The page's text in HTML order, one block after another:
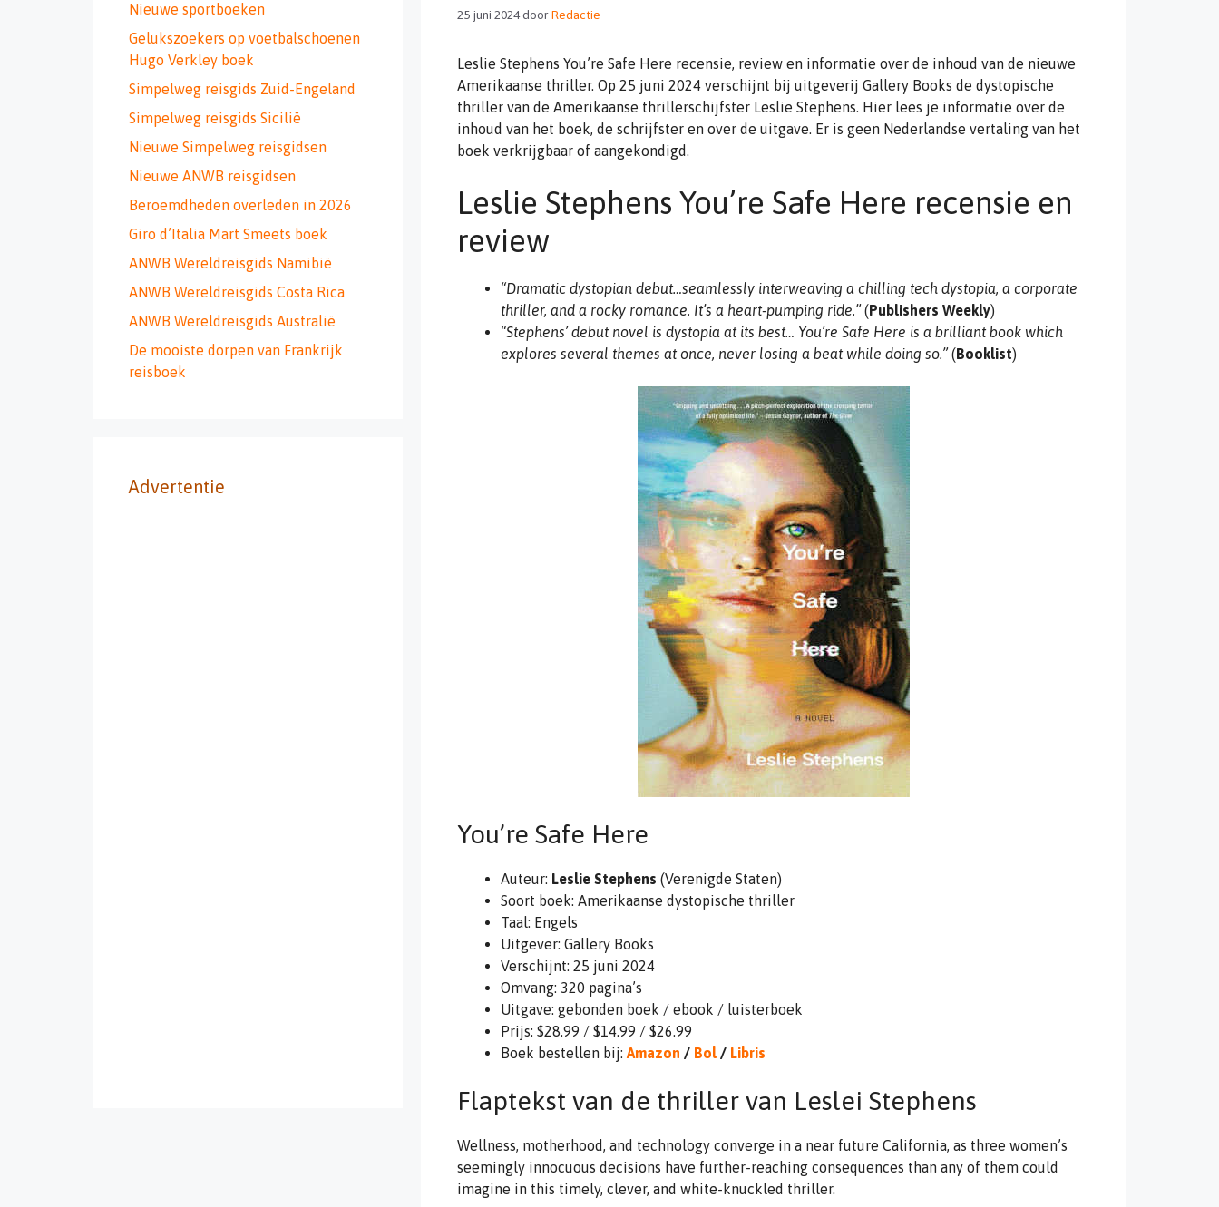
25 juni 2024doorRedactie
Leslie Stephens You’re Safe Here recensie, review en informatie over de inhoud van de nieuwe
Amerikaanse thriller. Op 25 juni 2024 verschijnt bij uitgeverij Gallery Books de dystopische
thriller van de Amerikaanse thrillerschijfster Leslie Stephens. Hier lees je informatie over de
inhoud van het boek, de schrijfster en over de uitgave. Er is geen Nederlandse vertaling van het
boek verkrijgbaar of aangekondigd.
Leslie Stephens You’re Safe Here recensie en
review
“Dramatic dystopian debut…seamlessly interweaving a chilling tech dystopia, a corporate
thriller, and a rocky romance. It’s a heart-pumping ride.”(Publishers Weekly)
“Stephens’ debut novel is dystopia at its best… You’re Safe Here is a brilliant book which
explores several themes at once, never losing a beat while doing so.”(Booklist)
You’re Safe Here
Auteur: Leslie Stephens (Verenigde Staten)
Soort boek: Amerikaanse dystopische thriller
Taal: Engels
Uitgever: Gallery Books
Verschijnt: 25 juni 2024
Omvang: 320 pagina’s
Uitgave: gebonden boek / ebook / luisterboek
Prijs: $28.99 / $14.99 / $26.99
Boek bestellen bij: Amazon / Bol / Libris
Flaptekst van de thriller van Leslei Stephens
Wellness, motherhood, and technology converge in a near future California, as three women’s
seemingly innocuous decisions have further-reaching consequences than any of them could
imagine in this timely, clever, and white-knuckled thriller.
Nieuwe sportboeken
Gelukszoekers op voetbalschoenen
Hugo Verkley boek
Simpelweg reisgids Zuid-Engeland
Simpelweg reisgids Sicilië
Nieuwe Simpelweg reisgidsen
Nieuwe ANWB reisgidsen
Beroemdheden overleden in 2026
Giro d’Italia Mart Smeets boek
ANWB Wereldreisgids Namibië
ANWB Wereldreisgids Costa Rica
ANWB Wereldreisgids Australië
De mooiste dorpen van Frankrijk
reisboek
Advertentie